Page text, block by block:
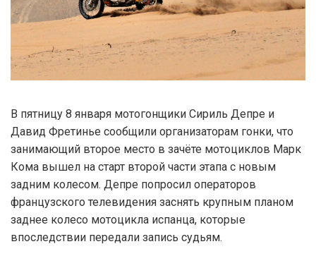
В пятницу 8 января мотогонщики Сириль Депре и
Давид Фретинье сообщили организаторам гонки, что
занимающий второе место в зачёте мотоциклов Марк
Кома вышел на старт второй части этапа с новым
задним колесом. Депре попросил операторов
французского телевидения заснять крупным планом
заднее колесо мотоцикла испанца, которые
впоследствии передали запись судьям.